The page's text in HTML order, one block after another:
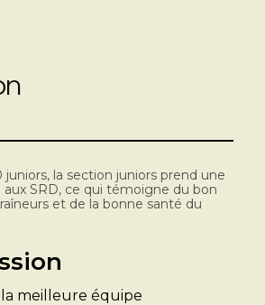
la section juniors prend une
SRD, ce qui témoigne du bon
et de la bonne santé du
meilleure équipe